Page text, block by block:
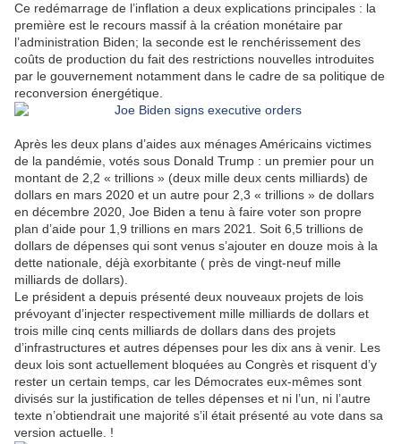
Ce redémarrage de l’inflation a deux explications principales : la
première est le recours massif à la création monétaire par
l’administration Biden; la seconde est le renchérissement des
coûts de production du fait des restrictions nouvelles introduites
par le gouvernement notamment dans le cadre de sa politique de
reconversion énergétique.
Après les deux plans d’aides aux ménages Américains victimes
de la pandémie, votés sous Donald Trump : un premier pour un
montant de 2,2 « trillions » (deux mille deux cents milliards) de
dollars en mars 2020 et un autre pour 2,3 « trillions » de dollars
en décembre 2020, Joe Biden a tenu à faire voter son propre
plan d’aide pour 1,9 trillions en mars 2021. Soit 6,5 trillions de
dollars de dépenses qui sont venus s’ajouter en douze mois à la
dette nationale, déjà exorbitante ( près de vingt-neuf mille
milliards de dollars).
Le président a depuis présenté deux nouveaux projets de lois
prévoyant d’injecter respectivement mille milliards de dollars et
trois mille cinq cents milliards de dollars dans des projets
d’infrastructures et autres dépenses pour les dix ans à venir. Les
deux lois sont actuellement bloquées au Congrès et risquent d’y
rester un certain temps, car les Démocrates eux-mêmes sont
divisés sur la justification de telles dépenses et ni l’un, ni l’autre
texte n’obtiendrait une majorité s’il était présenté au vote dans sa
version actuelle. !